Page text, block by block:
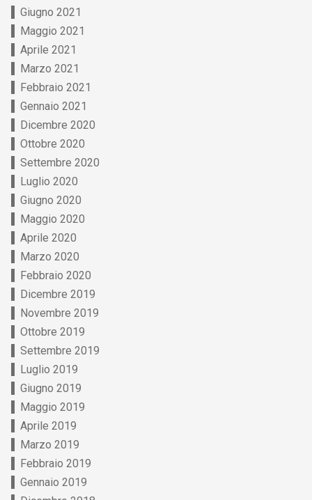
Giugno 2021
Maggio 2021
Aprile 2021
Marzo 2021
Febbraio 2021
Gennaio 2021
Dicembre 2020
Ottobre 2020
Settembre 2020
Luglio 2020
Giugno 2020
Maggio 2020
Aprile 2020
Marzo 2020
Febbraio 2020
Dicembre 2019
Novembre 2019
Ottobre 2019
Settembre 2019
Luglio 2019
Giugno 2019
Maggio 2019
Aprile 2019
Marzo 2019
Febbraio 2019
Gennaio 2019